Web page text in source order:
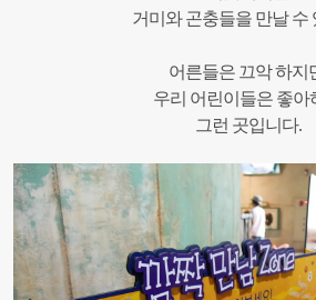
거미와 곤충들을 만날 수
어른들은 끄악 하지
우리 어린이들은 좋아
그런 곳입니다.